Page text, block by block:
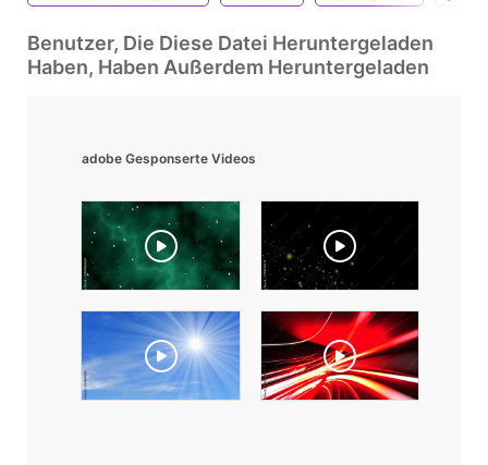
Benutzer, Die Diese Datei Heruntergeladen
Haben, Haben Außerdem Heruntergeladen
adobe Gesponserte Videos